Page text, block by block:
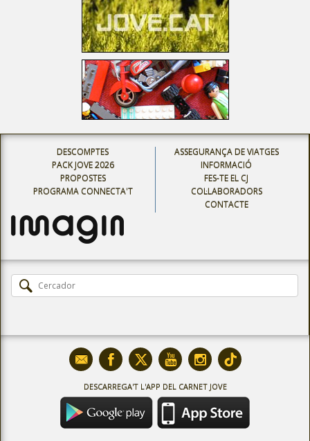
DESCOMPTES
PACK JOVE 2026
PROPOSTES
PROGRAMA CONNECTA'T
ASSEGURANÇA DE VIATGES
INFORMACIÓ
FES-TE EL CJ
COL·LABORADORS
CONTACTE
DESCARREGA'T L'APP DEL CARNET JOVE